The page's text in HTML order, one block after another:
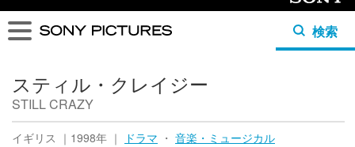
Sony
検索
スティル・クレイジー
STILL CRAZY
イギリス ｜1998年 ｜ ドラマ ・ 音楽・ミュージカル